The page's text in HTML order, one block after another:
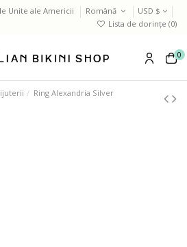
Unite ale Americii Română
USD $
Lista de dorințe (0)
0
Ring Alexandria Silver